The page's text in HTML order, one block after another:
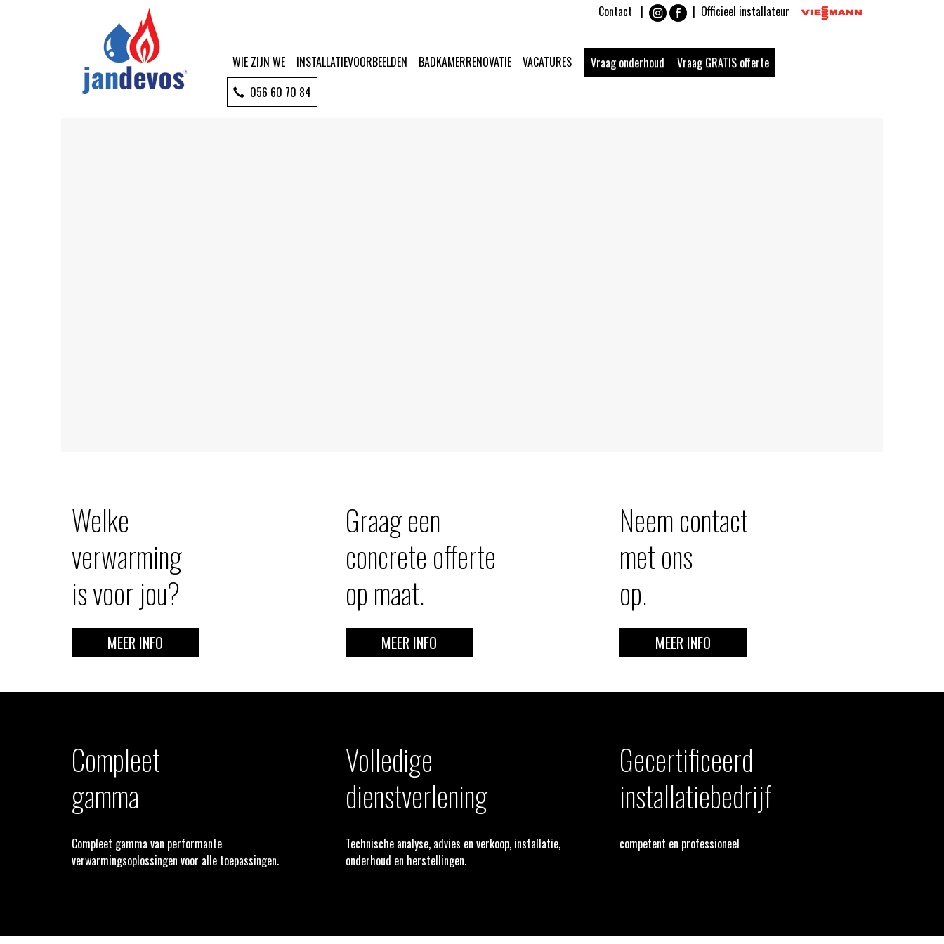
Contact | | Officieel installateur
WIE ZIJN WE INSTALLATIEVOORBEELDEN BADKAMERRENOVATIE VACATURES Vraag onderhoud
Vraag GRATIS offerte
056 60 70 84
Welke
verwarming
is voor jou?
MEER INFO
Graag een
concrete offerte
op maat.
MEER INFO
Neem contact
met ons
op.
MEER INFO
Compleet
gamma
Compleet gamma van performante
verwarmingsoplossingen voor alle toepassingen.
Volledige
dienstverlening
Technische analyse, advies en verkoop, installatie,
onderhoud en herstellingen.
Gecertificeerd
installatiebedrijf
competent en professioneel